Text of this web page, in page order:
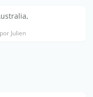
Julien